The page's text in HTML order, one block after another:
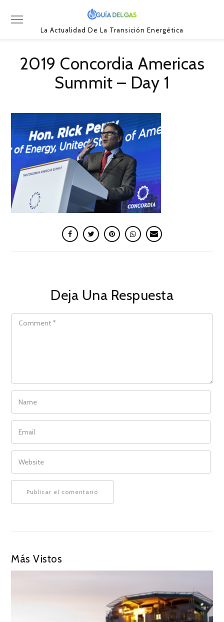
La Actualidad De La Transición Energética
2019 Concordia Americas
Summit – Day 1
Deja Una Respuesta
COMMENT
NAME
EMAIL
WEBSITE
Más Vistos